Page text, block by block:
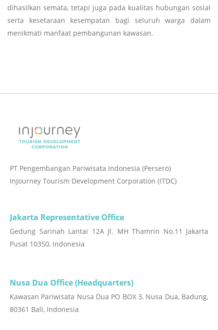
dihasilkan semata, tetapi juga pada kualitas hubungan sosial
serta kesetaraan kesempatan bagi seluruh warga dalam
menikmati manfaat pembangunan kawasan.
PT Pengembangan Pariwisata Indonesia (Persero)
InJourney Tourism Development Corporation (ITDC)
Jakarta Representative Office
Gedung Sarinah Lantai 12A Jl. MH Thamrin No.11 Jakarta
Pusat 10350, Indonesia
Nusa Dua Office (Headquarters)
Kawasan Pariwisata Nusa Dua PO BOX 3, Nusa Dua, Badung,
80361 Bali, Indonesia